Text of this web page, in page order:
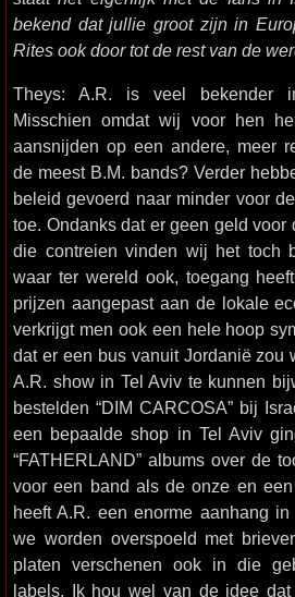
bekend dat jullie groot zijn in
Rites ook door tot de rest van de
Theys: A.R. is veel bekender
Misschien omdat wij voor hen
aansnijden op een andere, meer
de meest B.M. bands? Verder
beleid gevoerd naar minder voor
toe. Ondanks dat er geen geld voor
die contreien vinden wij het toch
waar ter wereld ook, toegang
prijzen aangepast aan de lokale
verkrijgt men ook een hele hoop
dat er een bus vanuit Jordanië zou
A.R. show in Tel Aviv te kunnen
bestelden “DIM CARCOSA” bij
een bepaalde shop in Tel Aviv
“FATHERLAND” albums over de
voor een band als de onze en
heeft A.R. een enorme aanhang
we worden overspoeld met
platen verschenen ook in die
labels. Ik hou wel van de idee